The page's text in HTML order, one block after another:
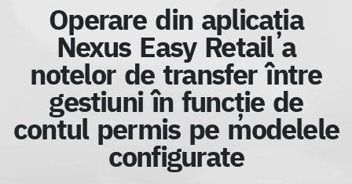
Operare din aplicația
Nexus Easy Retail a
notelor de transfer între
gestiuni în funcție de
contul permis pe modelele
configurate